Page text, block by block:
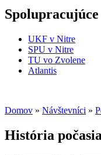
UKF v Nitre
SPU v Nitre
TU vo Zvolene
Atlantis
Domov » Návštevníci »
História